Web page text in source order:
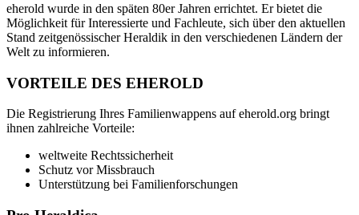
eherold wurde in den späten 80er Jahren errichtet. Er bietet die
Möglichkeit für Interessierte und Fachleute, sich über den aktuellen
Stand zeitgenössischer Heraldik in den verschiedenen Ländern der
Welt zu informieren.
VORTEILE DES EHEROLD
Die Registrierung Ihres Familienwappens auf eherold.org bringt
ihnen zahlreiche Vorteile:
weltweite Rechtssicherheit
Schutz vor Missbrauch
Unterstützung bei Familienforschungen